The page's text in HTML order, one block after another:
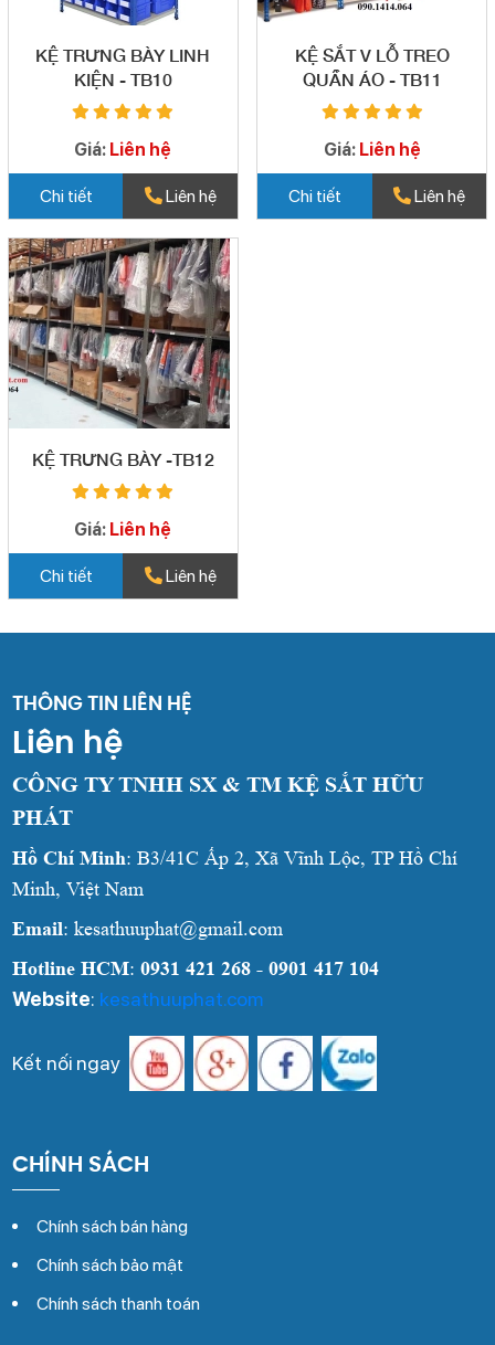
KỆ TRƯNG BÀY LINH
KIỆN - TB10
Giá: Liên hệ
Chi tiết Liên hệ
KỆ SẮT V LỖ TREO
QUẦN ÁO - TB11
Giá: Liên hệ
Chi tiết Liên hệ
KỆ TRƯNG BÀY -TB12
Giá: Liên hệ
Chi tiết Liên hệ
THÔNG TIN LIÊN HỆ
Liên hệ
CÔNG TY TNHH SX & TM KỆ SẮT HỮU
PHÁT
Hồ Chí Minh: B3/41C Ấp 2, Xã Vĩnh Lộc, TP Hồ Chí
Minh, Việt Nam
Email: kesathuuphat@gmail.com
Hotline HCM:0931 421 268 - 0901 417 104
Website: kesathuuphat.com
Kết nối ngay
CHÍNH SÁCH
Chính sách bán hàng
Chính sách bảo mật
Chính sách thanh toán